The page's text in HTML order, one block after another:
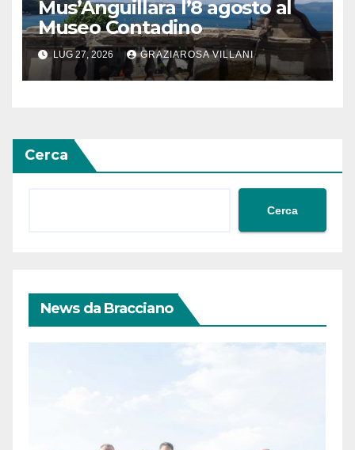
Mus’Anguillara l’8 agosto al
Museo Contadino
LUG 27, 2026 GRAZIAROSA VILLANI
Cerca
Cerca
News da Bracciano